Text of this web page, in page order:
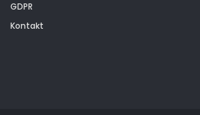
GDPR
Kontakt